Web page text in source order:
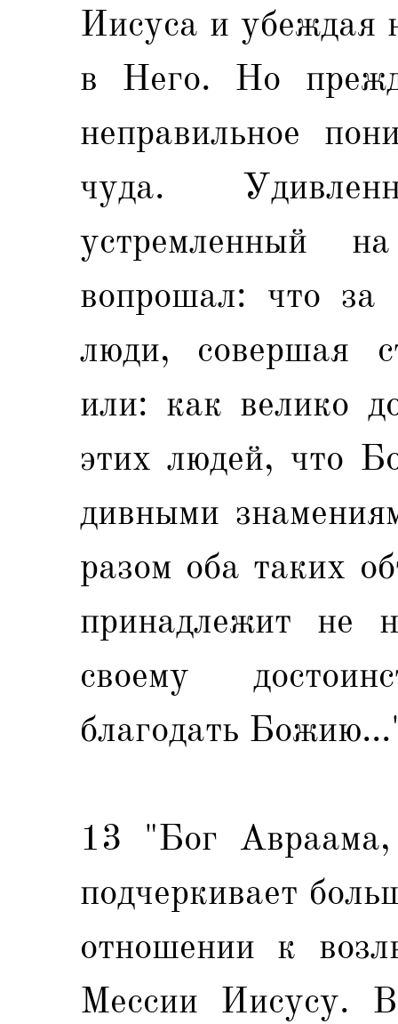
Иисуса и убеждая
в Него. Но
неправильное
чуда.
устремленный
вопрошал: что
люди, совершая
или: как велико
этих людей, что
дивными
разом оба таких
принадлежит не
своему
благодать
13 "Бог
подчеркивает
отношении к
Мессии Иисусу.